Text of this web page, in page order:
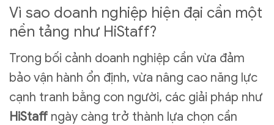
Vì sao doanh nghiệp hiện đại cần một
nền tảng như HiStaff?
Trong bối cảnh doanh nghiệp cần vừa đảm
bảo vận hành ổn định, vừa nâng cao năng lực
cạnh tranh bằng con người, các giải pháp như
HiStaff ngày càng trở thành lựa chọn cần